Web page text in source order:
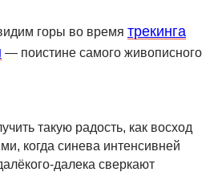
горы во время трекинга
— поистине самого живописного
такую радость, как восход
когда синева интенсивней
далека сверкают